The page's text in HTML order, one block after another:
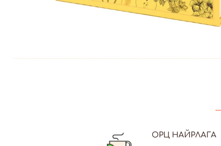
ОРЦ НАЙРЛАГА